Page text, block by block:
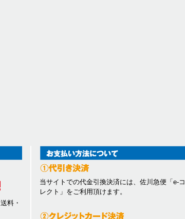
料・
当サイトでの代金引換決済には、佐川急便「e-コ
レクト」をご利用頂けます。